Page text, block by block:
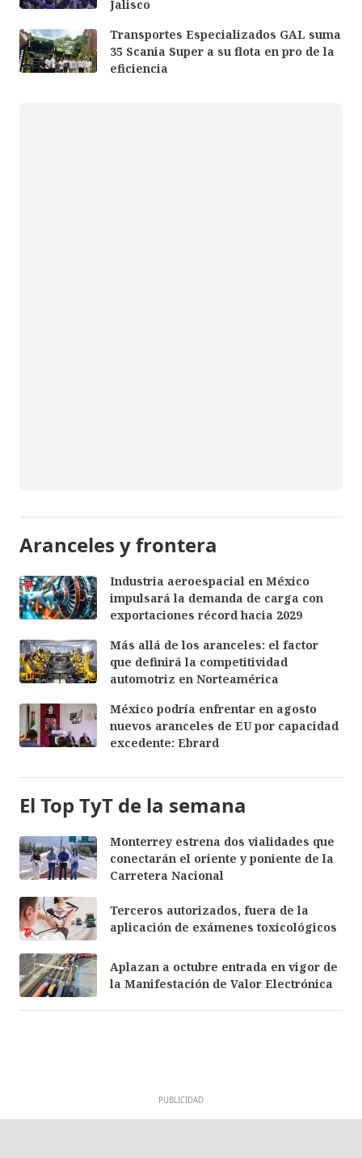
Jalisco
Transportes Especializados GAL suma
35 Scania Super a su flota en pro de la
eficiencia
Aranceles y frontera
Industria aeroespacial en México
impulsará la demanda de carga con
exportaciones récord hacia 2029
Más allá de los aranceles: el factor
que definirá la competitividad
automotriz en Norteamérica
México podría enfrentar en agosto
nuevos aranceles de EU por capacidad
excedente: Ebrard
El Top TyT de la semana
Monterrey estrena dos vialidades que
conectarán el oriente y poniente de la
Carretera Nacional
Terceros autorizados, fuera de la
aplicación de exámenes toxicológicos
Aplazan a octubre entrada en vigor de
la Manifestación de Valor Electrónica
PUBLICIDAD